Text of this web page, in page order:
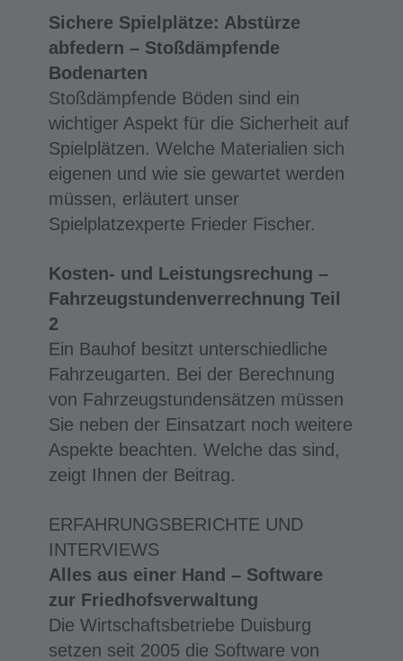
Sichere Spielplätze: Abstürze
abfedern – Stoßdämpfende
Bodenarten
Stoßdämpfende Böden sind ein
wichtiger Aspekt für die Sicherheit auf
Spielplätzen. Welche Materialien sich
eigenen und wie sie gewartet werden
müssen, erläutert unser
Spielplatzexperte Frieder Fischer.
Kosten- und Leistungsrechung –
Fahrzeugstundenverrechnung Teil
2
Ein Bauhof besitzt unterschiedliche
Fahrzeugarten. Bei der Berechnung
von Fahrzeugstundensätzen müssen
Sie neben der Einsatzart noch weitere
Aspekte beachten. Welche das sind,
zeigt Ihnen der Beitrag.
ERFAHRUNGSBERICHTE UND
INTERVIEWS
Alles aus einer Hand – Software
zur Friedhofsverwaltung
Die Wirtschaftsbetriebe Duisburg
setzen seit 2005 die Software von